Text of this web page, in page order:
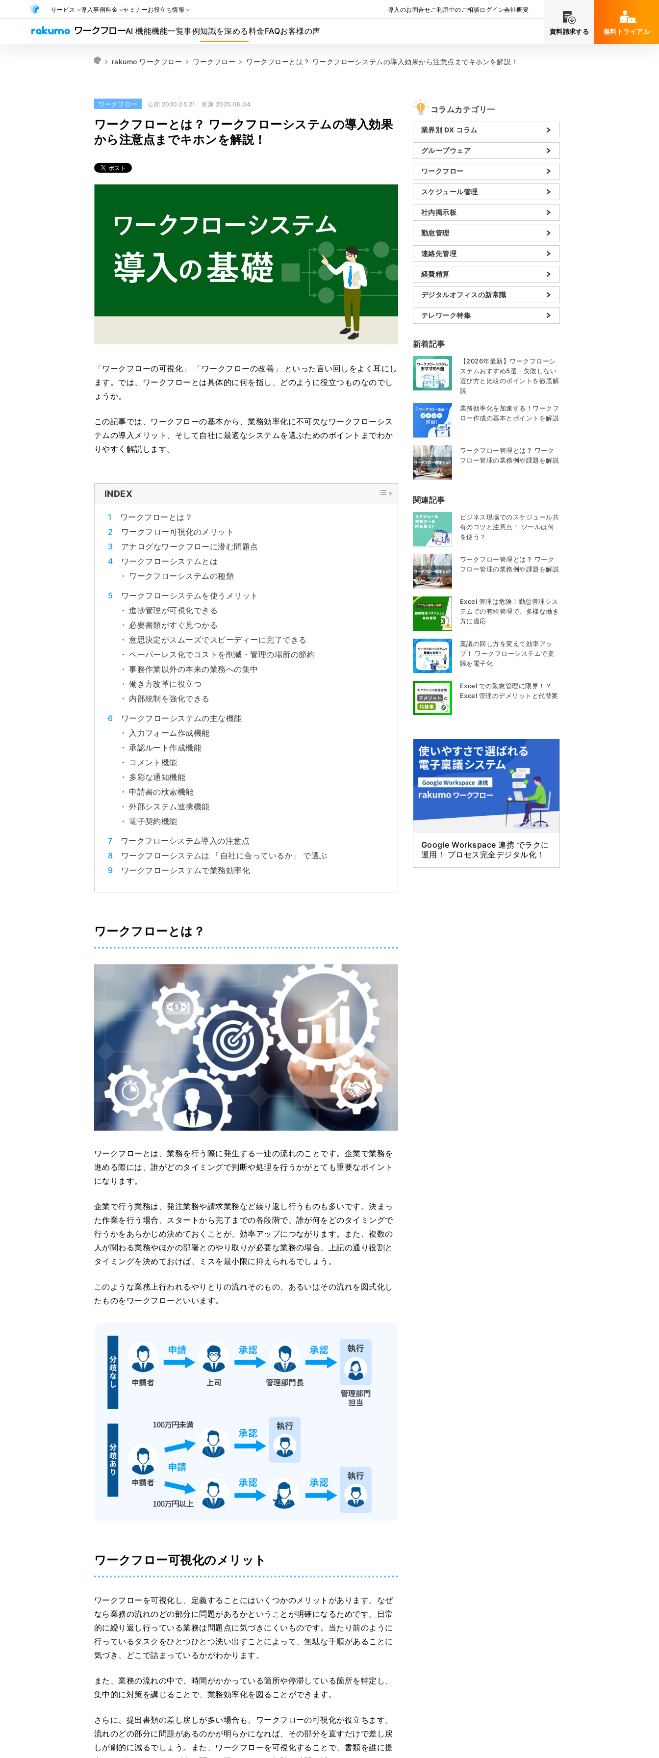
AI 機能機能一覧事例知識を深める料金FAQお客様の声
サービス 導入事例料金 セミナーお役立ち情報 導入のお問合せご利用中のご相談 ログイン会社概要
資料請求する 無料トライアル
rakumo ワークフロー ワークフロー ワークフローとは？ ワークフローシステムの導入効果から注意点までキホンを解説！
ワークフロー 公開 2020.05.21 更新 2025.08.04
ワークフローとは？ ワークフローシステムの導入効果
から注意点までキホンを解説！
「ワークフローの可視化」 「ワークフローの改善」 といった言い回しをよく耳にし
ます。では、ワークフローとは具体的に何を指し、どのように役立つものなのでし
ょうか。
この記事では、ワークフローの基本から、業務効率化に不可欠なワークフローシス
テムの導入メリット、そして自社に最適なシステムを選ぶためのポイントまでわか
りやすく解説します。
INDEX
ワークフローとは？
ワークフロー可視化のメリット
アナログなワークフローに潜む問題点
ワークフローシステムとは
ワークフローシステムの種類
ワークフローシステムを使うメリット
進捗管理が可視化できる
必要書類がすぐ見つかる
意思決定がスムーズでスピーディーに完了できる
ペーパーレス化でコストを削減・管理の場所の節約
事務作業以外の本来の業務への集中
働き方改革に役立つ
内部統制を強化できる
ワークフローシステムの主な機能
入力フォーム作成機能
承認ルート作成機能
コメント機能
多彩な通知機能
申請書の検索機能
外部システム連携機能
電子契約機能
ワークフローシステム導入の注意点
ワークフローシステムは 「自社に合っているか」 で選ぶ
ワークフローシステムで業務効率化
ワークフローとは？
ワークフローとは、業務を行う際に発生する一連の流れのことです。企業で業務を
進める際には、誰がどのタイミングで判断や処理を行うかがとても重要なポイント
になります。
企業で行う業務は、発注業務や請求業務など繰り返し行うものも多いです。決まっ
た作業を行う場合、スタートから完了までの各段階で、誰が何をどのタイミングで
行うかをあらかじめ決めておくことが、効率アップにつながります。また、複数の
人が関わる業務やほかの部署とのやり取りが必要な業務の場合、上記の通り役割と
タイミングを決めておけば、ミスを最小限に抑えられるでしょう。
このような業務上行われるやりとりの流れそのもの、あるいはその流れを図式化し
たものをワークフローといいます。
ワークフロー可視化のメリット
ワークフローを可視化し、定義することにはいくつかのメリットがあります。なぜ
なら業務の流れのどの部分に問題があるかということが明確になるためです。日常
的に繰り返し行っている業務は問題点に気づきにくいものです。当たり前のように
行っているタスクをひとつひとつ洗い出すことによって、無駄な手順があることに
気づき、どこで詰まっているかがわかります。
また、業務の流れの中で、時間がかかっている箇所や停滞している箇所を特定し、
集中的に対策を講じることで、業務効率化を図ることができます。
さらに、提出書類の差し戻しが多い場合も、ワークフローの可視化が役立ちます。
流れのどの部分に問題があるのかが明らかになれば、その部分を直すだけで差し戻
しが劇的に減るでしょう。また、ワークフローを可視化することで、書類を誰に提
コラムカテゴリ一
業界別 DX コラム
グループウェア
ワークフロー
スケジュール管理
社内掲示板
勤怠管理
連絡先管理
経費精算
デジタルオフィスの新常識
テレワーク特集
新着記事
【2026年最新】ワークフローシ
ステムおすすめ5選｜失敗しない
選び方と比較のポイントを徹底解
説
業務効率化を加速する！ワークフ
ロー作成の基本とポイントを解説
ワークフロー管理とは？ ワーク
フロー管理の業務例や課題を解説
関連記事
ビジネス現場でのスケジュール共
有のコツと注意点！ ツールは何
を使う？
ワークフロー管理とは？ ワーク
フロー管理の業務例や課題を解説
Excel 管理は危険！勤怠管理シス
テムでの有給管理で、多様な働き
方に適応
稟議の回し方を変えて効率アッ
プ！ ワークフローシステムで稟
議を電子化
Excel での勤怠管理に限界！？
Excel 管理のデメリットと代替案
Google Workspace 連携 でラクに
運用！ プロセス完全デジタル化！